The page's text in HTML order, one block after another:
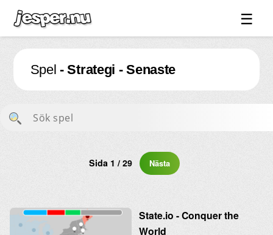
☰
Spel ↓
Bilder ↓
Forum ↓
Länkar
Spel - Strategi - Senaste
Sida 1 / 29 Nästa
State.io - Conquer the
World